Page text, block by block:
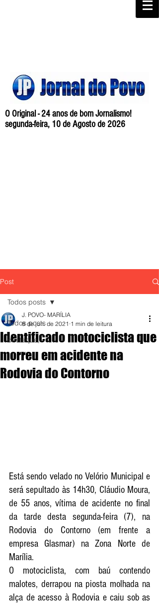
O Original - 24 anos de bom Jornalismo!
segunda-feira, 10 de Agosto de 2026
Post
Todos posts
destaque,
Todos posts
Identificado motociclista que
morreu em acidente na
Rodovia do Contorno
J. POVO- MARÍLIA
8 de jun. de 2021 1 min de leitura
Está sendo velado no Velório Municipal e
será sepultado às 14h30, Cláudio Moura,
de 55 anos, vítima de acidente no final
da tarde desta segunda-feira (7), na
Rodovia do Contorno (em frente a
empresa Glasmar) na Zona Norte de
Marília.
O motociclista, com baú contendo
malotes, derrapou na piosta molhada na
alça de acesso à Rodovia e caiu sob as